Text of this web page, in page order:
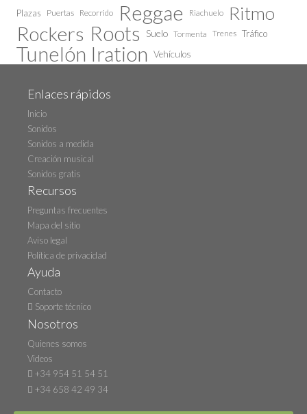
Plazas Puertas Recorrido Reggae Riachuelo Ritmo
Rockers Roots Suelo Tormenta Trenes Tráfico
Tunelón Iration Vehículos
Enlaces rápidos
Inicio
Sonidos
Sonidos a medida
Creación musical
Sonidos gratis
Recursos
Preguntas frecuentes
Mapa del sitio
Aviso legal
Política de privacidad
Ayuda
Contacto
Soporte técnico
Nosotros
Quienes somos
Videos
+34 954 51 54 51
+34 658 42 49 34